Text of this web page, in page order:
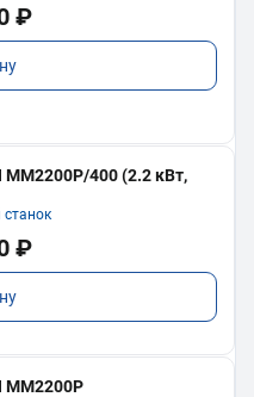
₽
MM2200P/400 (2.2 кВт,
₽
MM2200P